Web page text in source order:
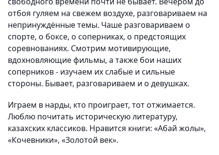
отбоя гуляем на свежем воздухе, разговариваем на
непринуждённые темы. Чаше разговариваем о
спорте, о боксе, о соперниках, о предстоящих
соревнованиях. Смотрим мотивирующие,
вдохновляющие фильмы, а также бои наших
соперников - изучаем их слабые и сильные
стороны. Бывает, разговариваем и о девушках.
Играем в нарды, кто проиграет, тот отжимается.
Люблю почитать историческую литературу,
казахских классиков. Нравится книги: «Абай жолы»,
«Кочевники», «Золотой век».